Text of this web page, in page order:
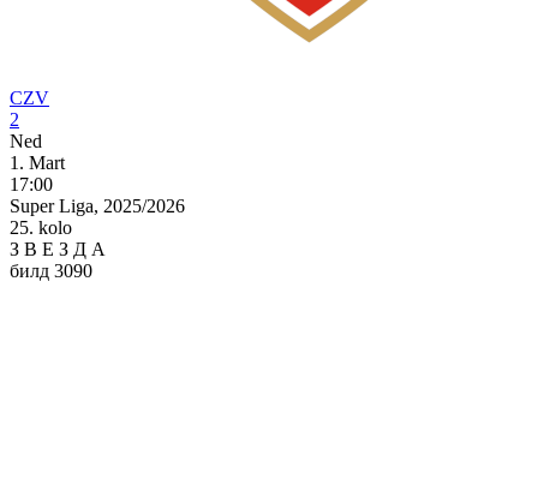
CZV
2
Ned
1. Mart
17:00
Super Liga, 2025/2026
25. kolo
З В Е З Д А
билд 3090